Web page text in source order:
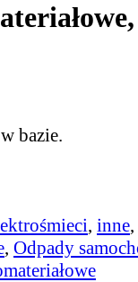
bazie.
, inne,
, Odpady